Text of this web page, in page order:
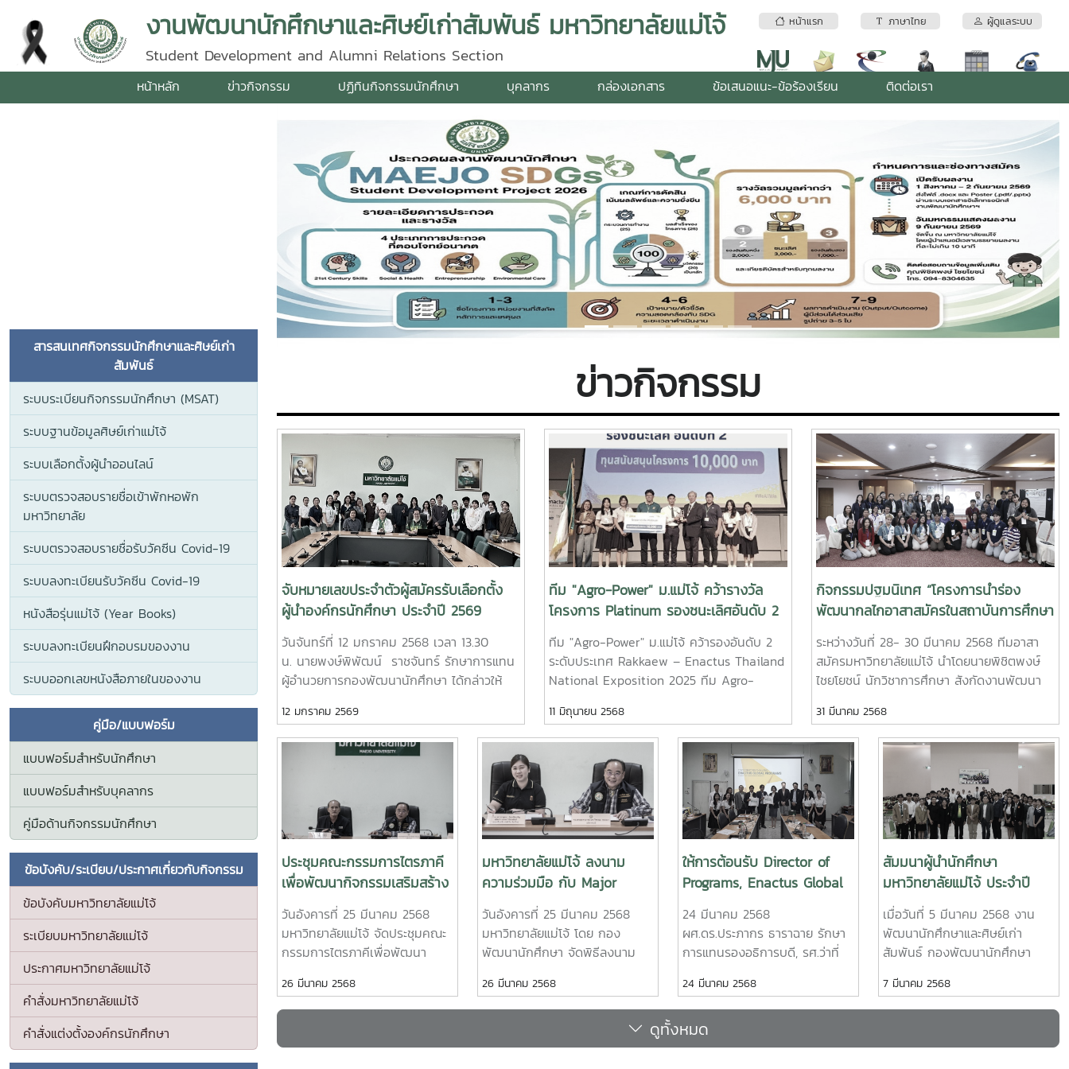
หน้าแรก ภาษาไทย ผู้ดูแลระบบ
งานพัฒนานักศึกษาและศิษย์เก่าสัมพันธ์ มหาวิทยาลัยแม่โจ้
Student Development and Alumni Relations Section
หน้าหลัก ข่าวกิจกรรม ปฏิทินกิจกรรมนักศึกษา บุคลากร กล่องเอกสาร ข้อเสนอแนะ-ข้อร้องเรียน ติดต่อเรา
สารสนเทศกิจกรรมนักศึกษาและศิษย์เก่า
สัมพันธ์
ระบบระเบียนกิจกรรมนักศึกษา (MSAT)
ระบบฐานข้อมูลศิษย์เก่าแม่โจ้
ระบบเลือกตั้งผู้นำออนไลน์
ระบบตรวจสอบรายชื่อเข้าพักหอพัก
มหาวิทยาลัย
ระบบตรวจสอบรายชื่อรับวัคซีน Covid-19
ระบบลงทะเบียนรับวัคซีน Covid-19
หนังสือรุ่นแม่โจ้ (Year Books)
ระบบลงทะเบียนฝึกอบรมของงาน
ระบบออกเลขหนังสือภายในของงาน
คู่มือ/แบบฟอร์ม
แบบฟอร์มสำหรับนักศึกษา
แบบฟอร์มสำหรับบุคลากร
คู่มือด้านกิจกรรมนักศึกษา
ข้อบังคับ/ระเบียบ/ประกาศเกี่ยวกับกิจกรรม
ข้อบังคับมหาวิทยาลัยแม่โจ้
ระเบียบมหาวิทยาลัยแม่โจ้
ประกาศมหาวิทยาลัยแม่โจ้
คำสั่งมหาวิทยาลัยแม่โจ้
คำสั่งแต่งตั้งองค์กรนักศึกษา
Previous Next
ข่าวกิจกรรม
จับหมายเลขประจำตัวผู้สมัครรับเลือกตั้ง
ผู้นำองค์กรนักศึกษา ประจำปี 2569
วันจันทร์ที่ 12 มกราคม 2568 เวลา 13.30
น. นายพงษ์พิพัฒน์ ราชจันทร์ รักษาการแทน
ผู้อำนวยการกองพัฒนานักศึกษา ได้กล่าวให้
ประจำตัวผู้สมัครรับเลือกตั้งผู้นำองค์กร
นักศึกษา ประจำปี 2569 (นายกองค์การ
นักศึกษา, นายกสโมสรนักศึกษาคณะ/วิทยาลัย,
สมาชิกสภานักศึกษา) ณ ห้องประชุมองค์กร
นักศึกษา ชั้น 2 ศูนย์กิจการนักศึกษาแม่โจ้
(อาคารอำนวย ยศสุข) โดย ประกาศรายชื่อและ
หมายเลขประจำตัวผู้สมัครรับเลือกตั้งทั้งหมดจะ
ประกาศให้ทราบต่อไป ติดตามความเคลื่อนไหว
การเลือกตั้งผู้นำองค์กรนักศึกษามหาวิทยาลัย
แม่โจ้ได้ทางfacebook :กิจกรรมนักศึกษา
มหาวิทยาลัยแม่โจ้website : งานพัฒนา
นักศึกษาและศิษย์เก่าสัมพันธ์https://act-
stu.mju.ac.th/
12 มกราคม 2569
ทีม "Agro-Power" ม.แม่โจ้ คว้ารางวัล
โครงการ Platinum รองชนะเลิศอันดับ 2
ระดับประเทศ ในงาน“2025 Rakkaew -
Enactus Thailand Expo : University
Sustainability Showcase"
ทีม "Agro-Power" ม.แม่โจ้ คว้ารองอันดับ 2
ระดับประเทศ Rakkaew – Enactus Thailand
National Exposition 2025 ทีม Agro-
“#พลังเกษตรเปลี่ยนขยะเศษอาหารเป็นทุนชีวิต”
คว้ารองอันดับ 2 ระดับประเทศ รางวัลโครงการ
Platinum จากเวที Rakkaew – Enactus
Thailand National Exposition 2025 จัด
โดย มูลนิธิรากแก้ว เพื่อเปิดโอกาสให้นิสิต
นักศึกษาจากสถาบันการศึกษาทั่วประเทศได้
แสดงผลของโครงการที่ได้ร่วมดำเนินงานกับ
ชุมชน นำไปพัฒนาต่อยอดให้เกิดประโยชน์อย่าง
ยั่งยืนกับชุมชนมากยิ่งขึ้น ซึ่งมีทีมจากสถาบัน
การศึกษาทั่วประเทศผ่านการคัดเลือกเข้าร่วม
โครงการ 21 ทีม เมื่อวันที่ 6-7 มิถุนายน 2568
ที่ผ่านมา ณ ศูนย์การค้าสามย่านมิตรทาวน์
กรุงเทพมหานคร ผลงาน “พลังเกษตรเปลี่ยน
เนื่องตั้งแต่ปี 2566 และยังคงพัฒนาอย่างไม่
หยุดยั้ง โดยมุ่งแก้ปัญหาขยะเศษอาหารในชุมชน
ผ่านนวัตกรรมการเลี้ยงหนอนแมลงวันลาย
(Black Soldier Fly: BSF) เพื่อเปลี่ยนของเสีย
11 มิถุนายน 2568
กิจกรรมปฐมนิเทศ “โครงการนำร่อง
พัฒนากลไกอาสาสมัครในสถาบันการศึกษา
เพื่อสร้างโอกาสทางการศึกษาให้แก่
โรงเรียนพื้นที่ห่างไกล”
ระหว่างวันที่ 28- 30 มีนาคม 2568 ทีมอาสา
สมัครมหาวิทยาลัยแม่โจ้ นำโดยนายพิชิตพงษ์
ไชยโยชน์ นักวิชาการศึกษา สังกัดงานพัฒนา
นักศึกษา และนักศึกษาแกนนำเข้าร่วมกิจกรรม
ปฐมนิเทศ “โครงการนำร่องพัฒนากลไกอาสา
สมัครในสถาบันการศึกษาเพื่อสร้างโอกาส
ทางการศึกษาให้แก่โรงเรียนพื้นที่ห่างไกล” เพื่อ
เตรียมความพร้อมทำโครงการอาสาสมัครให้เกิด
การสร้างโอกาสทางการศึกษาและลดความ
เหลื่อมล้ำให้แก่โรงเรียนในพื้นที่ห่างไกล เริ่มด้วย
การเติมความรู้เกี่ยวกับความเหลื่อมล้ำทางการ
ศึกษา จาก ดร.ไกรยส ภัทราวาท ผู้จัดการ
กองทุนเพื่อความเสมอภาคทางการศึกษา
(กสศ.) ในหัวข้อ “พลังของคนรุ่นใหม่กับการ
แก้ไขปัญหาความเหลื่อมล้ำทางการศึกษา” ต่อ
กิจกรรมการเช็กอินเช็กใจ แลกเปลี่ยนและตก
ความเหลื่อมล้ำทางการศึกษาเพื่อทำความไม่เท่า
เทียมทางการศึกษา ทั้งด้านการเข้าถึง คุณภาพ
ปัญหาด้านความเหลื่อมล้ำทางการศึกษาในพื้นที่
31 มีนาคม 2568
ประชุมคณะกรรมการไตรภาคี
เพื่อพัฒนากิจกรรมเสริมสร้าง
อัตลักษณ์ลูกแม่โจ้ ครั้งที่
1/2568
วันอังคารที่ 25 มีนาคม 2568
มหาวิทยาลัยแม่โจ้ จัดประชุมคณะ
กรรมการไตรภาคีเพื่อพัฒนา
แม่โจ้ โดยมีผู้แทนจาก 3 ฝ่าย อัน
ได้แก่ 1. มหาวิทยาลัยแม่โจ้ โดย
มา อธิการบดีมหาวิทยาลัยแม่โจ้
26 มีนาคม 2568
มหาวิทยาลัยแม่โจ้ ลงนาม
ความร่วมมือ กับ Major
Cinelex เพื่อสนับสนุนด้านการ
พัฒนานักศึกษา
วันอังคารที่ 25 มีนาคม 2568
มหาวิทยาลัยแม่โจ้ โดย กอง
พัฒนานักศึกษา จัดพิธีลงนาม
สนับสนุนกิจกรรมนักศึกษา
ระหว่าง มหาวิทยาลัยแม่โจ้ กับ
บริษัท เมเจอร์ซีนีเพล็กซ์ กรุ๊ป
จำกัด (มหาชน) โดยมี รอง
26 มีนาคม 2568
ให้การต้อนรับ Director of
Programs, Enactus Global
และเลขาธิการมูลนิธิรากแก้วใน
การเดินทางมาชี้แจงแนวทาง
การดำเนินงาน Enactus
Thailand และการเตรียมความ
พร้อมการเป็นเจ้าภาพ
Enactus World Cup 2025
24 มีนาคม 2568
ผศ.ดร.ประภากร ธาราฉาย รักษา
การแทนรองอธิการบดี, รศ.ว่าที่
อธิการบดี , นายพงษ์พิพัฒน์ ราช
จันทร์ หัวหน้างานพัฒนานักศึกษา
และศิษย์เก่าสัมพันธ์ รักษาการ
แทนผู้อำนวยการกองพัฒนา
24 มีนาคม 2568
สัมมนาผู้นำนักศึกษา
มหาวิทยาลัยแม่โจ้ ประจำปี
2568 EP.1
เมื่อวันที่ 5 มีนาคม 2568 งาน
พัฒนานักศึกษาและศิษย์เก่า
สัมพันธ์ กองพัฒนานักศึกษา
โครงการสัมมนาผู้นำนักศึกษา
ประจำปี 2568 ครั้งที่ 1 เพื่อให้ผู้นำ
เป็นผู้นำนักศึกษา ประจำปี 2568
7 มีนาคม 2568
ดูทั้งหมด